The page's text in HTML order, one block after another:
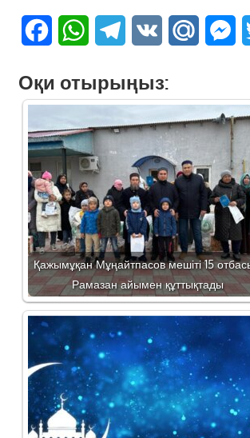
FacebookWhatsAppTelegram
VK Mail.Ru
Оқи отырыңыз:
Қажымұқан Мұңайтпасов мешіті 15
Рамазан айымен құттықтады